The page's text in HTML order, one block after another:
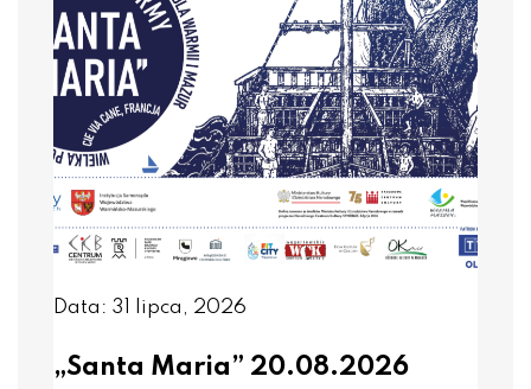
Data: 31 lipca, 2026
„Santa Maria” 20.08.2026